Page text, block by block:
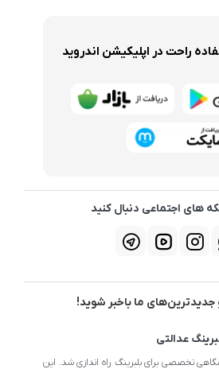
راحت در اپلیکیشن اندروید
های اجتماعی دنبال کنید
جدیدترین‌های ما باخبر شوید!
عدالتی
تخصصی برای بلبرینگ راه اندازی شد. این